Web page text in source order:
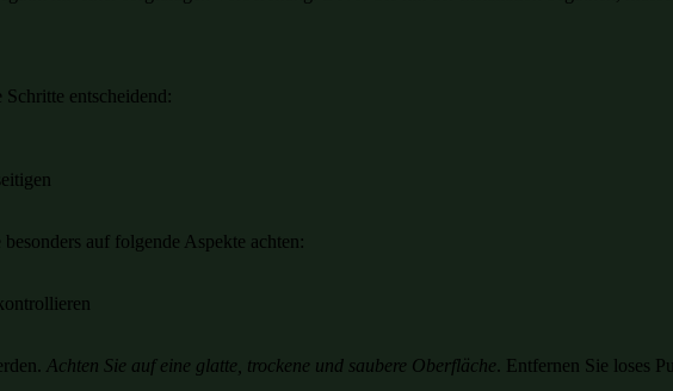
entscheidend:
auf folgende Aspekte achten:
Achten Sie auf eine glatte, trockene und saubere Oberfläche. Entfernen Sie loses